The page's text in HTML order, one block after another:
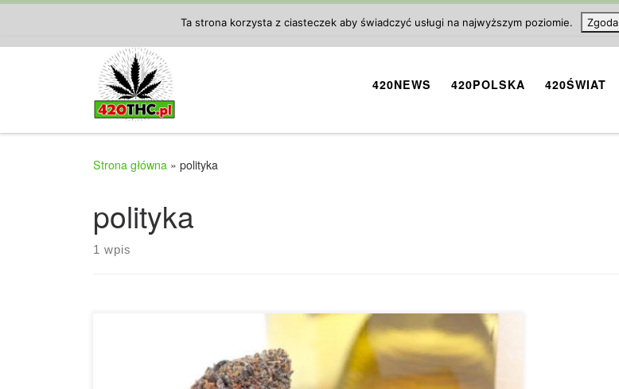
420NEWS 420POLSKA 420ŚWIAT
Strona główna » polityka
polityka
1 wpis
Ta strona korzysta z ciasteczek aby świadczyć usługi na najwyższym poziomie. Zgoda